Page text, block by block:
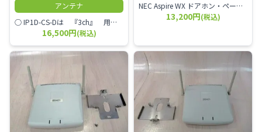
アンテナ
○ IP1D-CS-Dは 『3ch』 用デジタルコードレスアンテナ○ IP1D-CS-Dには 『マスター』『スレーブ』の違い無○ DX2D-6CPS-E IP1D-8PS IP3D-8PS IP3D-8PS-2 CarrityNS PS5C-NSと 『接続可能○』
16,500円(税込)
NEC Aspire WX ドアホン・ページングアダプタ
13,200円(税込)